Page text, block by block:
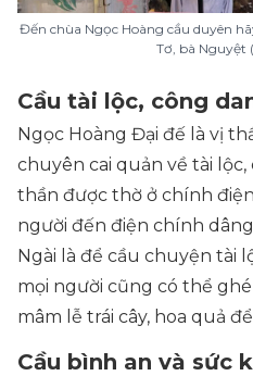
Đến chùa Ngọc Hoàng cầu duyên
Tơ, bà Nguyệt
Cầu tài lộc, công
Ngọc Hoàng Đại đế là vị
chuyên cai quản về tài
thần được thờ ở chính
người đến điện chính
Ngài là để cầu chuyện tài
mọi người cũng có thể
mâm lễ trái cây, hoa quả
Cầu bình an và sức